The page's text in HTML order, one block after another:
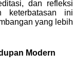
dan refleksi
keterbatasan ini
yang lebih
Modern